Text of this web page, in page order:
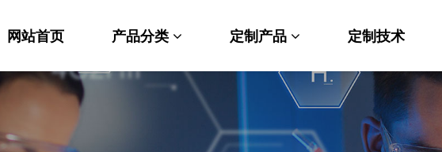
网站首页 产品分类
材料科学
定制产品
纳米材料定制
PEG衍生物
定制技术